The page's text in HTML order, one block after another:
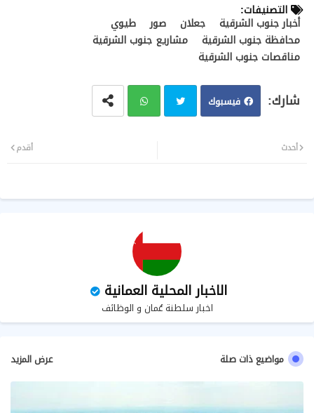
التصنيفات:
أخبار جنوب الشرقية جعلان صور
طيوي
محافظة جنوب الشرقية
مشاريع جنوب الشرقية
مناقصات جنوب الشرقية
فيسبوك
ب
أحدث أقدم
الاخبار المحلية العمانية
اخبار سلطنة عُمان و الوظائف
مواضيع ذات صلة عرض المزيد